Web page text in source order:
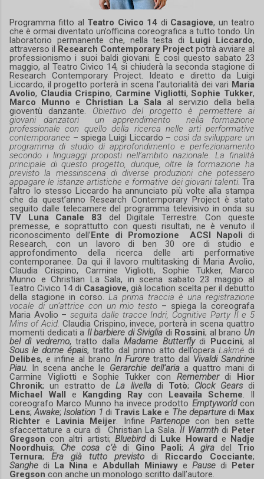
Programma fitto al Teatro Civico 14 di Casagiove, un teatro
che è ormai diventato un’officina coreografica a tutto tondo. Un
laboratorio permanente che, nella testa di Luigi Liccardo,
attraverso il Research Contemporary Project potrà avviare al
professionismo i suoi baldi giovani. E così questo sabato 23
maggio, al Teatro Civico 14, si chiuderà la seconda stagione di
Research Contemporary Project. Ideato e diretto da Luigi
Liccardo, il progetto porterà in scena l’autorialità dei vari Maria
Avolio, Claudia Crispino, Carmine Vigliotti,Sophie Tukker,
Marco Munno e Christian La Sala al servizio della bella
gioventù danzante. Obiettivo del progetto è permettere ai
giovani danzatori un apprendimento nella formazione
professionale con quello della ricerca nelle arti performative
contemporanee – spiega Luigi Liccardo –così da sviluppare un
programma di studio di approfondimento e perfezionamento
secondo i linguaggi proposti nell’ambito nazionale. La finalità
principale di questo progetto, dunque, oltre la formazione ha
previsto la messinscena di diverse produzioni che potessero
appagare le istanze artistiche e formative dei giovani talenti. Tra
l’altro lo stesso Liccardo ha annunciato più volte alla stampa
che da quest’anno Research Contemporary Project è stato
seguito dalle telecamere del programma televisivo in onda su
TV Luna Canale 83 del Digitale Terrestre. Con queste
premesse, e soprattutto con questi risultati, ne è venuto il
riconoscimento dell’Ente di Promozione ACSI Napoli di
Research, con un lavoro di ben 30 ore di studio e
approfondimento della ricerca delle arti performative
contemporanee. Da qui il lavoro multitasking di Maria Avolio,
Claudia Crispino, Carmine Vigliotti, Sophie Tukker, Marco
Munno e Christian La Sala, in scena sabato 23 maggio al
Teatro Civico 14 di Casagiove, già location scelta per il debutto
della stagione in corso. La prima traccia è una registrazione
vocale di un’attrice con un mio testo – spiega la coreografa
Maria Avolio –seguita dalle tracce Indri, Cognitive Party II e 5
Mins of Acid. Claudia Crispino, invece, porterà in scena quattro
momenti dedicati a Il barbiere di Siviglia di Rossini; al brano Un
bel dì vedremo, tratto dallaMadame Butterflydi Puccini; al
Sous le dome épais, tratto dal primo atto dell’opera Lakmé di
Delibes, e infine al brano In Furore tratto dal Vivaldi Sandrine
Piau. In scena anche le Gerarchie dell’ariaa quattro mani di
Carmine Vigliotti e Sophie Tukker con Rememberdi Hior
Chronik; un estratto deLa livelladi Totò; Clock Gearsdi
Michael Wall e Kangding Raycon Leavaila Scheme . Il
coreografo Marco Munno ha invece prodotto Emptyworldcon
Lens;Awake; Isolation 1 di Travis Lake e The departuredi Max
Richtere Lavinia Meijer . Infine Partenopecon ben sette
sfaccettature a cura di Christian La Sala. II Warmthdi Peter
Gregson con altri artisti; Bluebirddi Luke Howard e Nadje
Noordhuis; Che cosa c’è di Gino Paoli; A giradel Trio
Ternura; Era già tutto previsto di Riccardo Cocciante;
Sanghe di La Nina e Abdullah Miniawye Pausedi Peter
Gregson con anche un monologo scritto dall’autore.